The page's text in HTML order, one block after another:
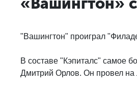
"Вашингтон" проиграл
В составе "Кэпиталс" самое
Дмитрий Орлов. Он провел на